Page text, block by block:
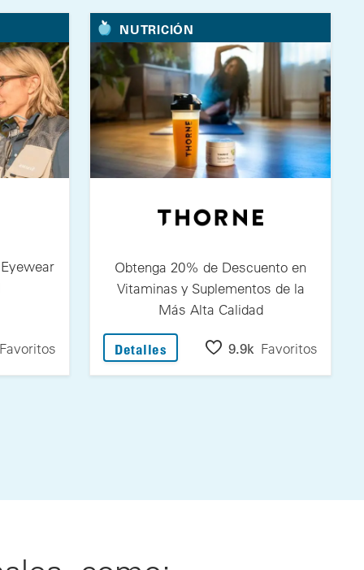
en Fitovers Eyewear de Jonathan Paul
Favoritos
NUTRICIÓN
Obtenga 20% de Descuento en
Vitaminas y Suplementos de la
Más Alta Calidad
Detalles : Obtenga 20% de Descuento
9.9k Favoritos